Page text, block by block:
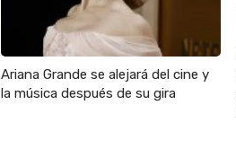
Ariana Grande se alejará del cine y
la música después de su gira